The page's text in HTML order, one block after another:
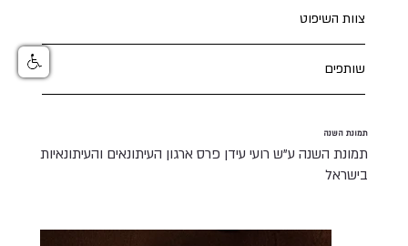
צוות השיפוט
שותפים
תמונת השנה
תמונת השנה ע"ש רועי עידן פרס ארגון העיתונאים והעיתונאיות
בישראל